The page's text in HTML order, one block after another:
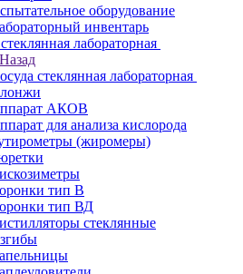
оборудование
инвентарь
лабораторная
Назад
стеклянная лабораторная
АКОВ
для анализа кислорода
(жиромеры)
тип В
тип ВД
стеклянные